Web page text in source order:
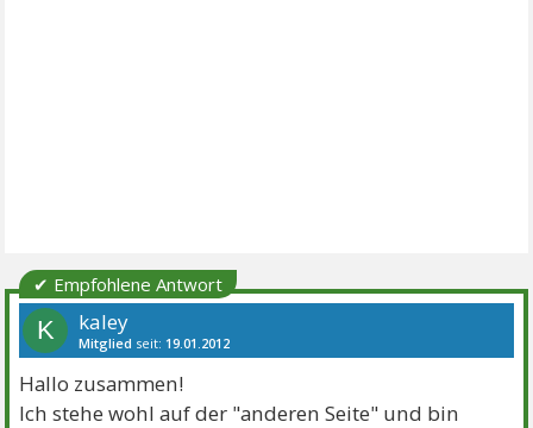
✔ Empfohlene Antwort
K kaley
Mitglied seit: 19.01.2012
Hallo zusammen!
Ich stehe wohl auf der "anderen Seite" und bin